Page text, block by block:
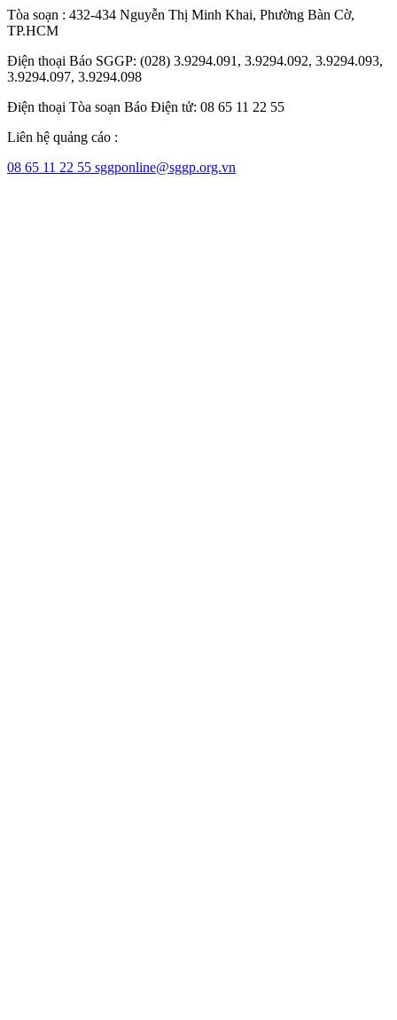
Tòa soạn : 432-434 Nguyễn Thị Minh Khai, Phường Bàn Cờ,
TP.HCM
Điện thoại Báo SGGP: (028) 3.9294.091, 3.9294.092, 3.9294.093,
3.9294.097, 3.9294.098
Điện thoại Tòa soạn Báo Điện tử: 08 65 11 22 55
Liên hệ quảng cáo :
08 65 11 22 55 sggponline@sggp.org.vn